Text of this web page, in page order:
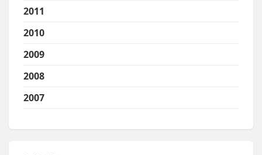
2011
2010
2009
2008
2007